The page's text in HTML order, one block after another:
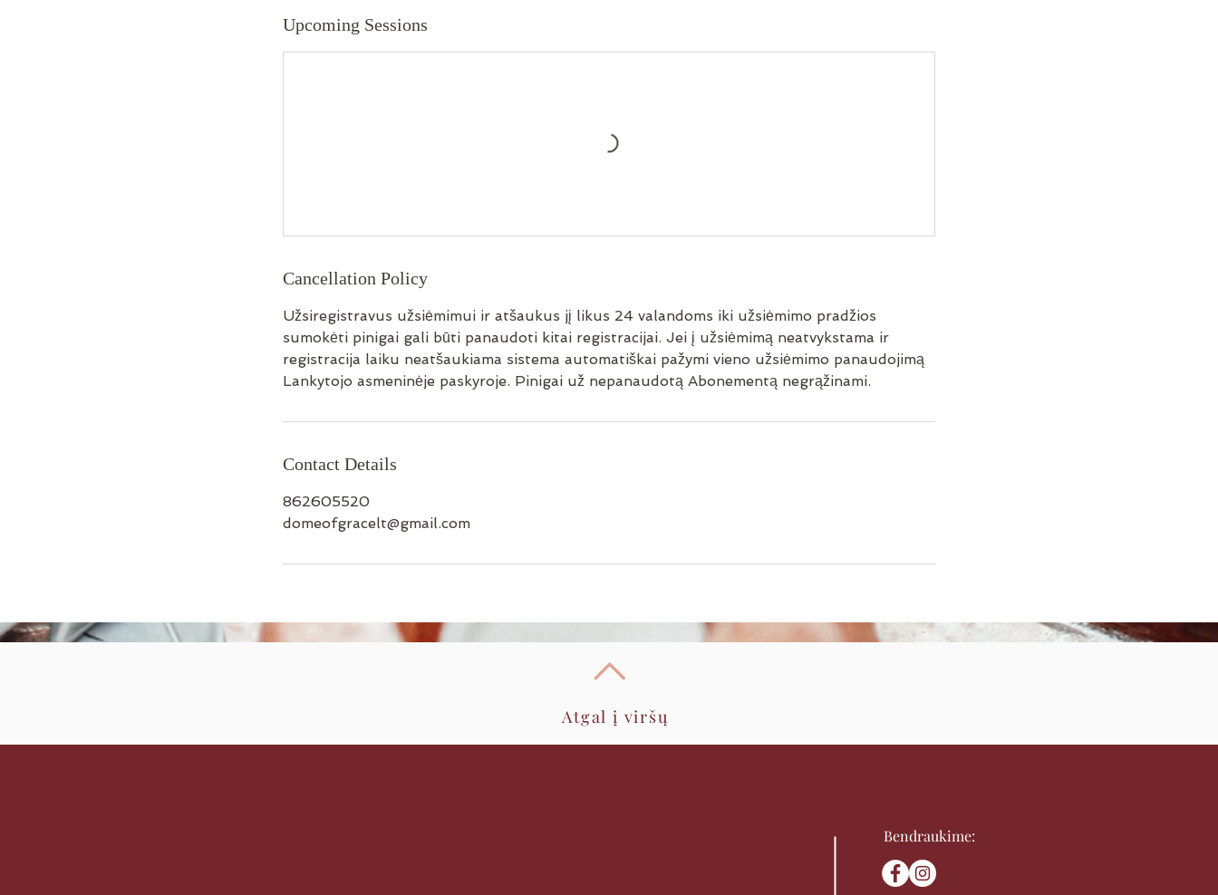
Upcoming Sessions
Cancellation Policy
Užsiregistravus užsiėmimui ir atšaukus jį likus 24 valandoms iki užsiėmimo pradžios
sumokėti pinigai gali būti panaudoti kitai registracijai. Jei į užsiėmimą neatvykstama ir
registracija laiku neatšaukiama sistema automatiškai pažymi vieno užsiėmimo panaudojimą
Lankytojo asmeninėje paskyroje. Pinigai už nepanaudotą Abonementą negrąžinami.
Contact Details
862605520
domeofgracelt@gmail.com
Atgal į viršų
Bendraukime: